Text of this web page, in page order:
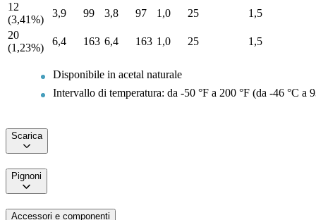
12
(3,41%)
3,9 99 3,8 97 1,0 25
1,5
20
(1,23%)
6,4 163 6,4 163 1,0 25 1,5
Disponibile in acetal naturale
Intervallo di temperatura: da -50 °F a 200 °F (da -46 °C a
Scarica
Pignoni
Accessori e componenti